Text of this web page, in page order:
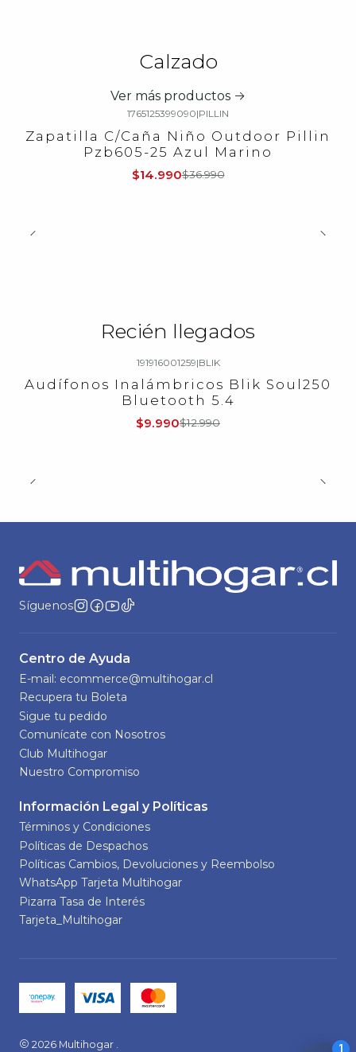
Calzado
Ver más productos
OFF
1765125399090|PILLIN
Zapatilla C/Caña Niño Outdoor Pillin
Pzb605-25 Azul Marino
$14.990$36.990
Recién llegados
-23%OFF
191916001259|BLIK
Audífonos Inalámbricos Blik Soul250
Bluetooth 5.4
$9.990$12.990
Síguenos
Centro de Ayuda
E-mail: ecommerce@multihogar.cl
Recupera tu Boleta
Sigue tu pedido
Comunícate con Nosotros
Club Multihogar
Nuestro Compromiso
Información Legal y Políticas
Términos y Condiciones
Políticas de Despachos
Políticas Cambios, Devoluciones y Reembolso
WhatsApp Tarjeta Multihogar
Pizarra Tasa de Interés
Tarjeta_Multihogar
2026 Multihogar .